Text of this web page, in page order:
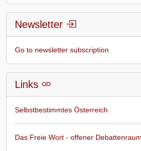
Newsletter
Go to newsletter subscription
Links
Selbstbestimmtes Österreich
Das Freie Wort - offener Debattenraum